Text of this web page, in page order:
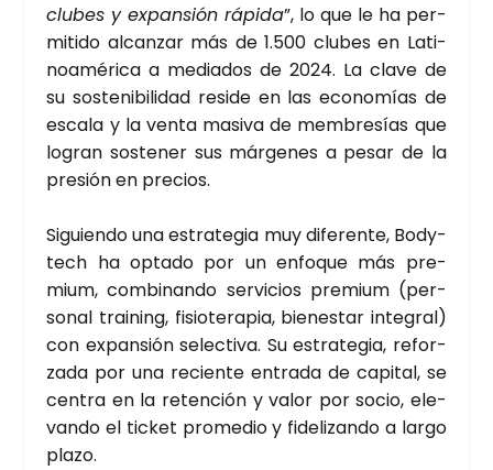
clu­bes y expan­sión rápi­da”, lo que le ha per­
mi­ti­do alcan­zar más de 1.500 clu­bes en Lati­
noa­mé­ri­ca a media­dos de 2024. La cla­ve de
su sos­te­ni­bi­li­dad resi­de en las eco­no­mías de
esca­la y la ven­ta masi­va de mem­bre­sías que
logran sos­te­ner sus már­ge­nes a pesar de la
pre­sión en pre­cios.
Siguien­do una estra­te­gia muy dife­ren­te, Body­
tech ha opta­do por un enfo­que más pre­
mium, com­bi­nan­do ser­vi­cios pre­mium (per­
so­nal trai­ning, fisio­te­ra­pia, bien­es­tar inte­gral)
con expan­sión selec­ti­va. Su estra­te­gia, refor­
za­da por una recien­te entra­da de capi­tal, se
cen­tra en la reten­ción y valor por socio, ele­
van­do el tic­ket pro­me­dio y fide­li­zan­do a lar­go
pla­zo.